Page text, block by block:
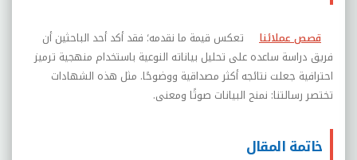
قصص عملائنا
تعكس قيمة ما نقدمه؛ فقد أكد أحد الباحثين أن
فريق دراسة ساعده على تحليل بياناته النوعية باستخدام منهجية ترميز
احترافية جعلت نتائجه أكثر مصداقية ووضوحًا. مثل هذه الشهادات
تختصر رسالتنا: نمنح البيانات صوتًا ومعنى.
خاتمة المقال